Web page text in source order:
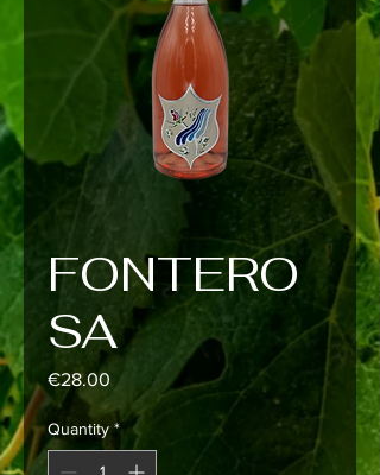
FONTERO
SA
€28.00 Price
Quantity *